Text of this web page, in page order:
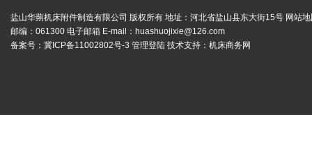
盐山华蒴机床附件制造有限公司 版权所有 地址：河北省盐山县东大街15号 网站
邮编：061300 电子邮箱 E-mail： huashuojixie@126.com
备案号： 冀ICP备11002802号-3 管理登陆 技术支持： 机床商务网